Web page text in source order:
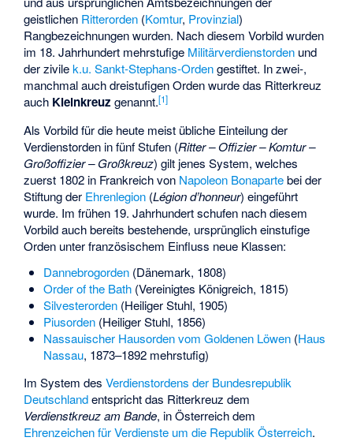
geistlichen Ritterorden (Komtur, Provinzial)
Rangbezeichnungen wurden. Nach diesem Vorbild wurden
im 18. Jahrhundert mehrstufige Militärverdienstorden und
der zivilek.u. Sankt-Stephans-Ordengestiftet. In zwei-,
manchmal auch dreistufigen Orden wurde das Ritterkreuz
auch Kleinkreuz genannt.[1]
Als Vorbild für die heute meist übliche Einteilung der
Verdienstorden in fünf Stufen (Ritter – Offizier – Komtur –
Großoffizier – Großkreuz) gilt jenes System, welches
zuerst 1802 in Frankreich von Napoleon Bonapartebei der
Stiftung der Ehrenlegion (Légion d’honneur) eingeführt
wurde. Im frühen 19. Jahrhundert schufen nach diesem
Vorbild auch bereits bestehende, ursprünglich einstufige
Orden unter französischem Einfluss neue Klassen:
Dannebrogorden(Dänemark, 1808)
Order of the Bath(Vereinigtes Königreich, 1815)
Silvesterorden(Heiliger Stuhl, 1905)
Piusorden(Heiliger Stuhl, 1856)
Nassauischer Hausorden vom Goldenen Löwen(Haus
Nassau, 1873–1892 mehrstufig)
Im System desVerdienstordens der Bundesrepublik
Deutschlandentspricht das Ritterkreuz dem
Verdienstkreuz am Bande, in Österreich dem
Ehrenzeichen für Verdienste um die Republik Österreich.